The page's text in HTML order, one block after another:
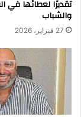
تقديرًا لعطائها في
والشباب
27 فبراير، 2026